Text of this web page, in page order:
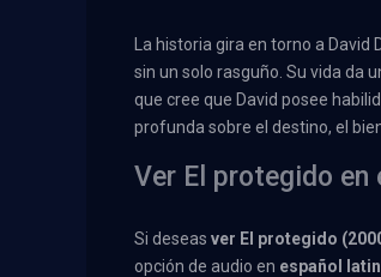
La historia gira en torno a
sin un solo rasguño. Su vida da
que cree que David posee
profunda sobre el destino, el
Ver El protegido
Si deseas ver El protegido
opción de audio en español